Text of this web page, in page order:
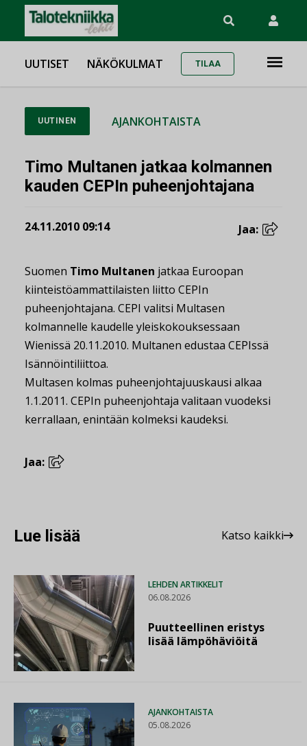
UUTISET NÄKÖKULMAT TILAA
UUTINEN AJANKOHTAISTA
Timo Multanen jatkaa kolmannen
kauden CEPIn puheenjohtajana
24.11.2010 09:14 Jaa:
Suomen Timo Multanen jatkaa Euroopan
kiinteistöammattilaisten liitto CEPIn
puheenjohtajana. CEPI valitsi Multasen
kolmannelle kaudelle yleiskokouksessaan
Wienissä 20.11.2010. Multanen edustaa CEPIssä
Isännöintiliittoa.
Multasen kolmas puheenjohtajuuskausi alkaa
1.1.2011. CEPIn puheenjohtaja valitaan vuodeksi
kerrallaan, enintään kolmeksi kaudeksi.
Jaa:
Lue lisää Katso kaikki
LEHDEN ARTIKKELIT
06.08.2026
Puutteellinen eristys
lisää lämpöhäviöitä
AJANKOHTAISTA
05.08.2026